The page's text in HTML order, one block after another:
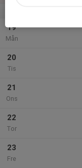
19
Mån
20
Tis
21
Ons
22
Tor
23
Fre